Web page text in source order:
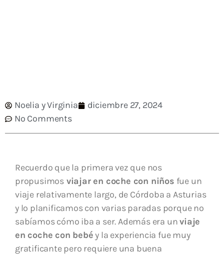
Noelia y Virginia
diciembre 27, 2024
No Comments
Recuerdo que la primera vez que nos
propusimos viajar en coche con niños fue un
viaje relativamente largo, de Córdoba a Asturias
y lo planificamos con varias paradas porque no
sabíamos cómo iba a ser. Además era unviaje
en coche con bebéy la experiencia fue muy
gratificante pero requiere una buena